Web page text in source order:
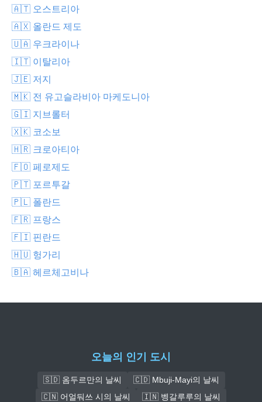
🇦🇹 오스트리아
🇦🇽 올란드 제도
🇺🇦 우크라이나
🇮🇹 이탈리아
🇯🇪 저지
🇲🇰 전 유고슬라비아 마케도니아
🇬🇮 지브롤터
🇽🇰 코소보
🇭🇷 크로아티아
🇫🇴 페로제도
🇵🇹 포르투갈
🇵🇱 폴란드
🇫🇷 프랑스
🇫🇮 핀란드
🇭🇺 헝가리
🇧🇦 헤르체고비나
오늘의 인기 도시
🇸🇩 옴두르만의 날씨
🇨🇩 Mbuji-Mayi의 날씨
🇨🇳 어얼둬쓰 시의 날씨
🇮🇳 벵갈루루의 날씨